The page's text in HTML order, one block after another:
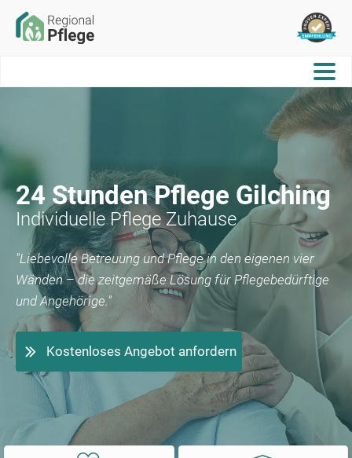
24 Stunden Pflege Gilching
Individuelle Pflege Zuhause
"Liebevolle Betreuung und Pflege in den eigenen vier
Wänden – die zeitgemäße Lösung für Pflegebedürftige
und Angehörige."
Kostenloses Angebot anfordern